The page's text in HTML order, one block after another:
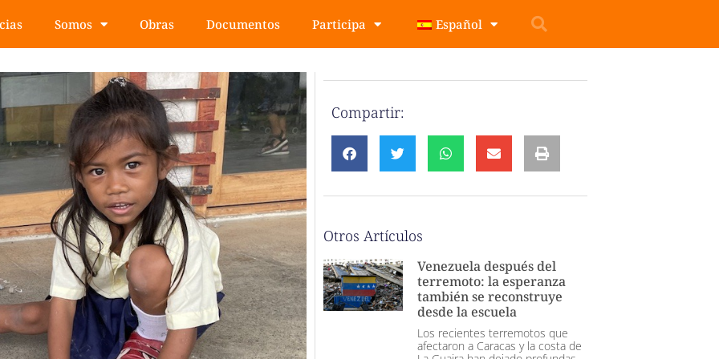
Somos Obras Documentos Participa Español
Compartir:
Otros Artículos
Venezuela después del
terremoto: la esperanza
también se reconstruye
desde la escuela
Los recientes terremotos que
afectaron a Caracas y la costa de